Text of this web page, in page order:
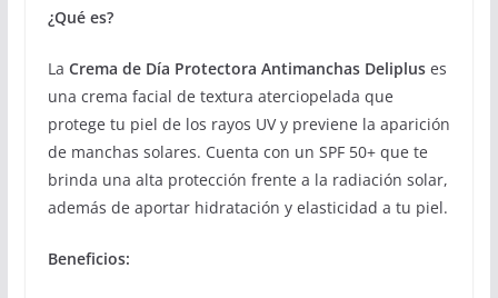
¿Qué es?
La Crema de Día Protectora Antimanchas Deliplus es
una crema facial de textura aterciopelada que
protege tu piel de los rayos UV y previene la aparición
de manchas solares. Cuenta con un SPF 50+ que te
brinda una alta protección frente a la radiación solar,
además de aportar hidratación y elasticidad a tu piel.
Beneficios: